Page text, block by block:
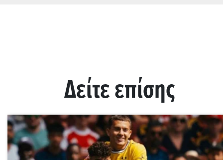
Δείτε επίσης